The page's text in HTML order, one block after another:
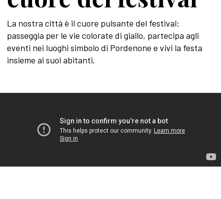
La nostra città è il cuore pulsante del festival:
passeggia per le vie colorate di giallo, partecipa agli
eventi nei luoghi simbolo di Pordenone e vivi la festa
insieme ai suoi abitanti.